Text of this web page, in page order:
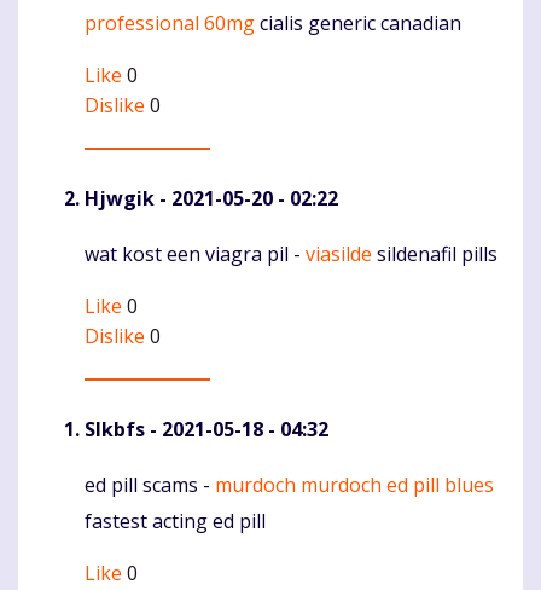
professional 60mgcialis generic canadian
Like 0
Dislike 0
Hjwgik - 2021-05-20 - 02:22
Komentaras
wat kost een viagra pil - viasilde sildenafil pills
Like 0
Dislike 0
Slkbfs - 2021-05-18 - 04:32
Komentaras
ed pill scams - murdoch murdoch ed pill blues
fastest acting ed pill
Like 0